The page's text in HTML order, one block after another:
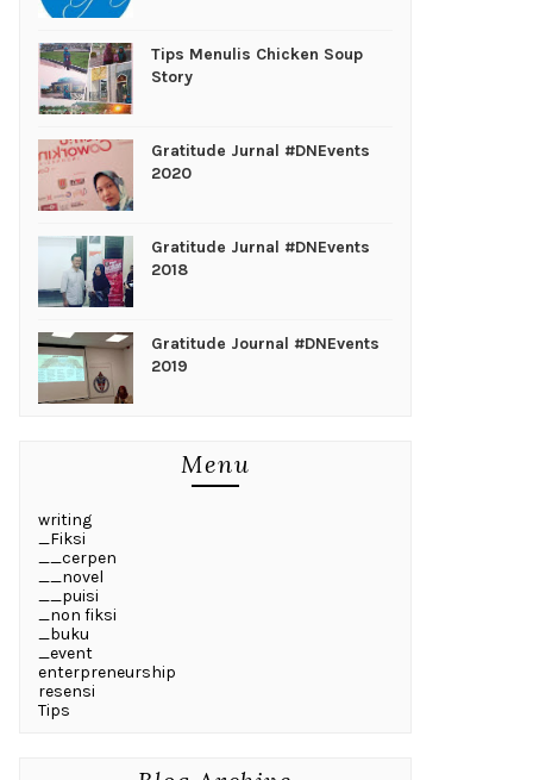
Tips Menulis Chicken Soup
Story
Gratitude Jurnal #DNEvents
2020
Gratitude Jurnal #DNEvents
2018
Gratitude Journal #DNEvents
2019
Menu
writing
_Fiksi
__cerpen
__novel
__puisi
_non fiksi
_buku
_event
enterpreneurship
resensi
Tips